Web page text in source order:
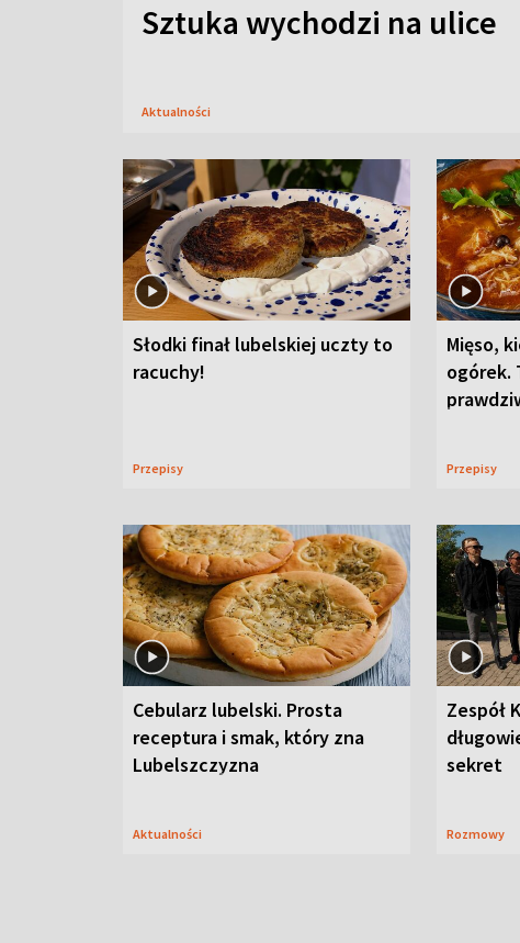
Sztuka wychodzi na ulice
Aktualności
Słodki finał lubelskiej uczty to
racuchy!
Przepisy
Mięso,
ogórek.
Przepisy
Cebularz lubelski. Prosta
receptura i smak, który zna
Lubelszczyzna
Aktualności
Zespół
sekret
Rozmowy